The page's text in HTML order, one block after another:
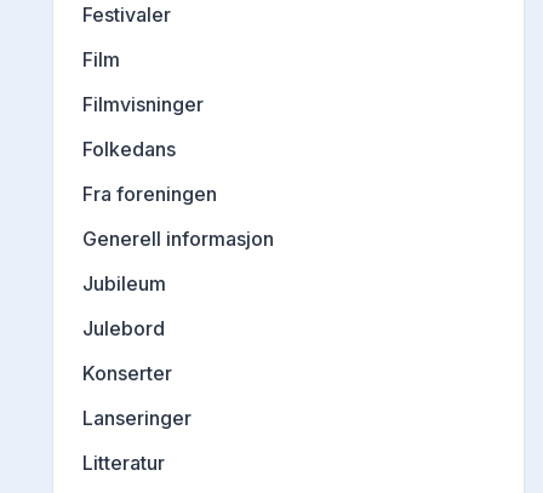
Festivaler
Film
Filmvisninger
Folkedans
Fra foreningen
Generell informasjon
Jubileum
Julebord
Konserter
Lanseringer
Litteratur